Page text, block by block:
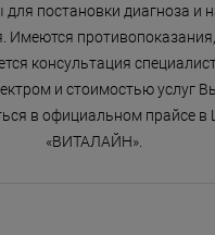
постановки диагноза и
Имеются
консультация
и стоимостью услуг
в официальном прайсе в
«ВИТАЛАЙН».